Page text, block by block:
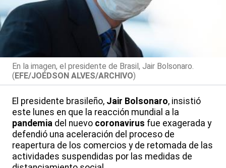
En la imagen, el presidente de Brasil, Jair Bolsonaro.
(EFE/JOÉDSON ALVES/ARCHIVO)
El presidente brasileño, Jair Bolsonaro, insistió
este lunes en que la reacción mundial a la
pandemia del nuevo coronavirus fue exagerada y
defendió una aceleración del proceso de
reapertura de los comercios y de retomada de las
actividades suspendidas por las medidas de